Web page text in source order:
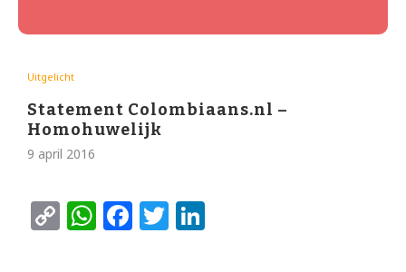
Uitgelicht
Statement Colombiaans.nl –
Homohuwelijk
9 april 2016
CopyWhatsApp
Facebook
Twitter